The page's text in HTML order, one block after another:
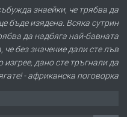
знаейки, че трябва да
бъде изядена. Всяка сутрин
да надбяга най-бавната
без значение дали сте лъв
изгрее, дано сте тръгнали да
- африканска поговорка